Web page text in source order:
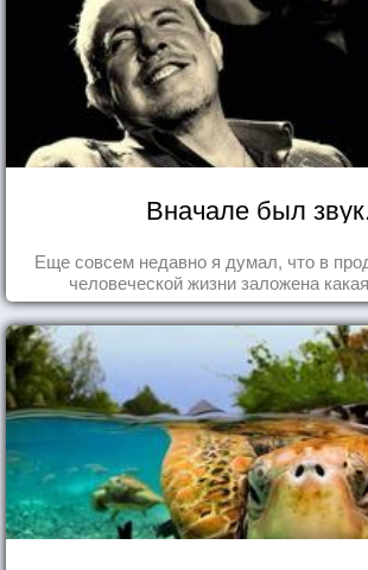
Вначале был
Еще совсем недавно я думал, что в
человеческой жизни заложена